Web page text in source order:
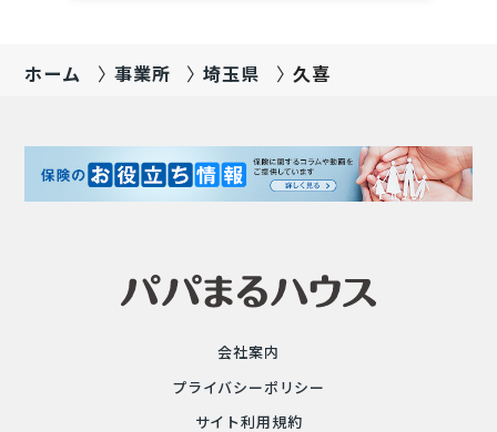
ホーム 事業所 埼玉県 久喜
会社案内
プライバシーポリシー
サイト利用規約